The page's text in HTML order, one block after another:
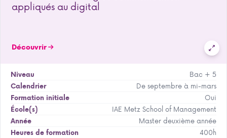
appliqués au digital
Découvrir
Niveau
Bac + 5
Calendrier
De septembre à mi-mars
Formation initiale
Oui
École(s)
IAE Metz School of Management
Année
Master deuxième année
Heures de formation
400h